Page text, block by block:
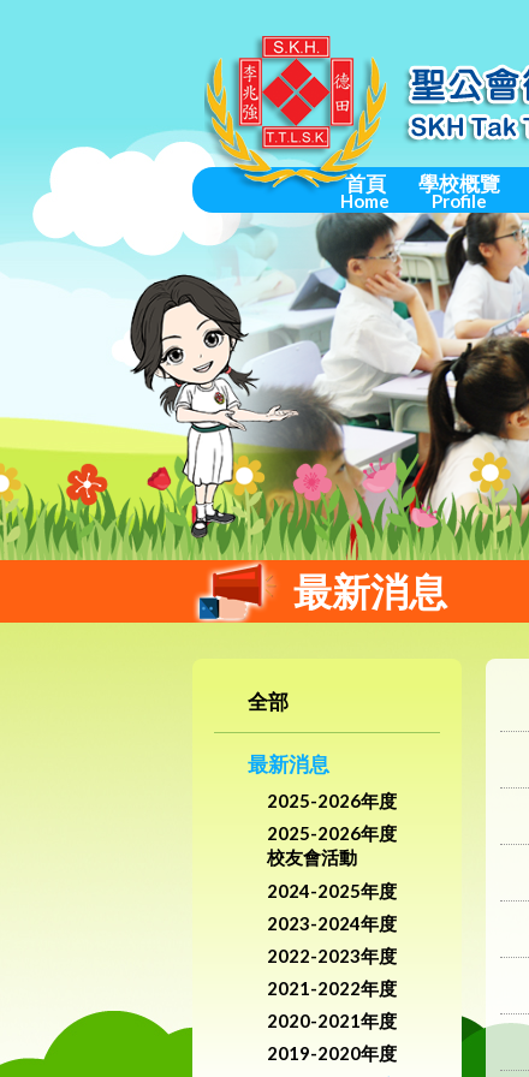
首頁
Home
學校概覽
Profile
最新消息
全部
最新消息
2025-2026年度
2025-2026年度
校友會活動
2024-2025年度
2023-2024年度
2022-2023年度
2021-2022年度
2020-2021年度
2019-2020年度